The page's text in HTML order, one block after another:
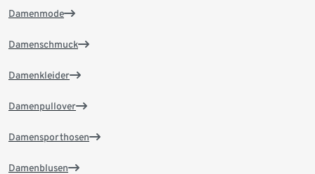
Damenmode
Damenschmuck
Damenkleider
Damenpullover
Damensporthosen
Damenblusen